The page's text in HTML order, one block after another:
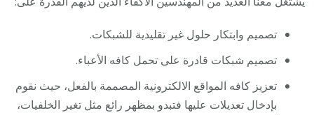
تصميم وابتكار حلول غير تقليدية للشبكات.
تصميم شبكات قادرة على تحمل كافه الأعباء.
تعزيز كافه المواقع الالكترونية المصممة بالفعل، حيث نقوم
بإدخال تعديلات عليها فتبدو بمظهر رائع مثل تغير الخلفيات،